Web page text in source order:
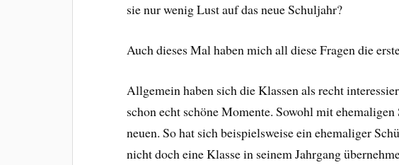
sie nur wenig Lust auf das neue Schuljahr?
Auch dieses Mal haben mich all diese Fragen die
Allgemein haben sich die Klassen als recht
schon echt schöne Momente. Sowohl mit
neuen. So hat sich beispielsweise ein ehemaliger
nicht doch eine Klasse in seinem Jahrgang